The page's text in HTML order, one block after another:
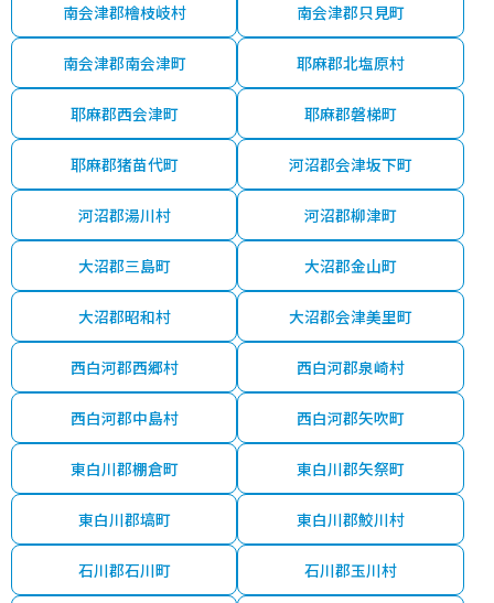
南会津郡檜枝岐村 南会津郡只見町
南会津郡南会津町 耶麻郡北塩原村
耶麻郡西会津町 耶麻郡磐梯町
耶麻郡猪苗代町 河沼郡会津坂下町
河沼郡湯川村 河沼郡柳津町
大沼郡三島町 大沼郡金山町
大沼郡昭和村 大沼郡会津美里町
西白河郡西郷村 西白河郡泉崎村
西白河郡中島村 西白河郡矢吹町
東白川郡棚倉町 東白川郡矢祭町
東白川郡塙町 東白川郡鮫川村
石川郡石川町 石川郡玉川村